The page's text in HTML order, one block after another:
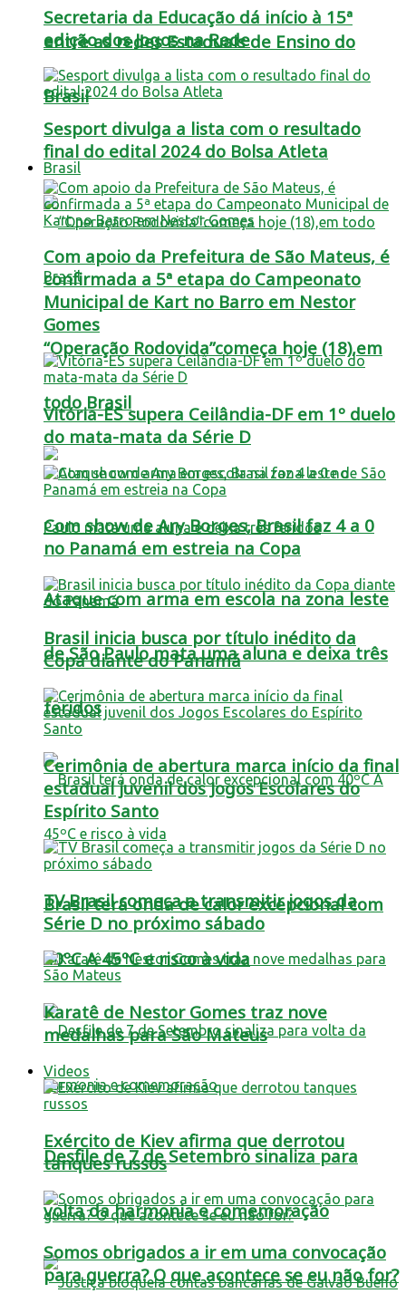
entre as redes Estaduais de Ensino do
Brasil
Brasil
“Operação Rodovida”começa hoje (18),em
todo Brasil
Ataque com arma em escola na zona leste
de São Paulo mata uma aluna e deixa três
feridos
Brasil terá onda de calor excepcional com
40ºC A 45ºC e risco à vida
Desfile de 7 de Setembro sinaliza para
volta da harmonia e comemoração
Secretaria da Educação dá início à 15ª
edição dos Jogos na Rede
Sesport divulga a lista com o resultado
final do edital 2024 do Bolsa Atleta
Com apoio da Prefeitura de São Mateus, é
confirmada a 5ª etapa do Campeonato
Municipal de Kart no Barro em Nestor
Gomes
Vitória-ES supera Ceilândia-DF em 1º duelo
do mata-mata da Série D
Com show de Ary Borges, Brasil faz 4 a 0
no Panamá em estreia na Copa
Brasil inicia busca por título inédito da
Copa diante do Panamá
Cerimônia de abertura marca início da final
estadual juvenil dos Jogos Escolares do
Espírito Santo
TV Brasil começa a transmitir jogos da
Série D no próximo sábado
Karatê de Nestor Gomes traz nove
medalhas para São Mateus
Videos
Exército de Kiev afirma que derrotou
tanques russos
Somos obrigados a ir em uma convocação
para guerra? O que acontece se eu não for?